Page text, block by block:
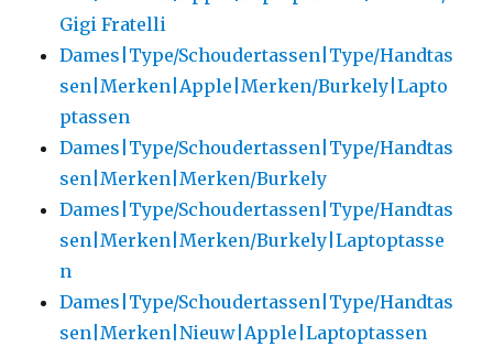
Gigi Fratelli
Dames|Type/Schoudertassen|Type/Handtas
sen|Merken|Apple|Merken/Burkely|Lapto
ptassen
Dames|Type/Schoudertassen|Type/Handtas
sen|Merken|Merken/Burkely
Dames|Type/Schoudertassen|Type/Handtas
sen|Merken|Merken/Burkely|Laptoptasse
n
Dames|Type/Schoudertassen|Type/Handtas
sen|Merken|Nieuw|Apple|Laptoptassen